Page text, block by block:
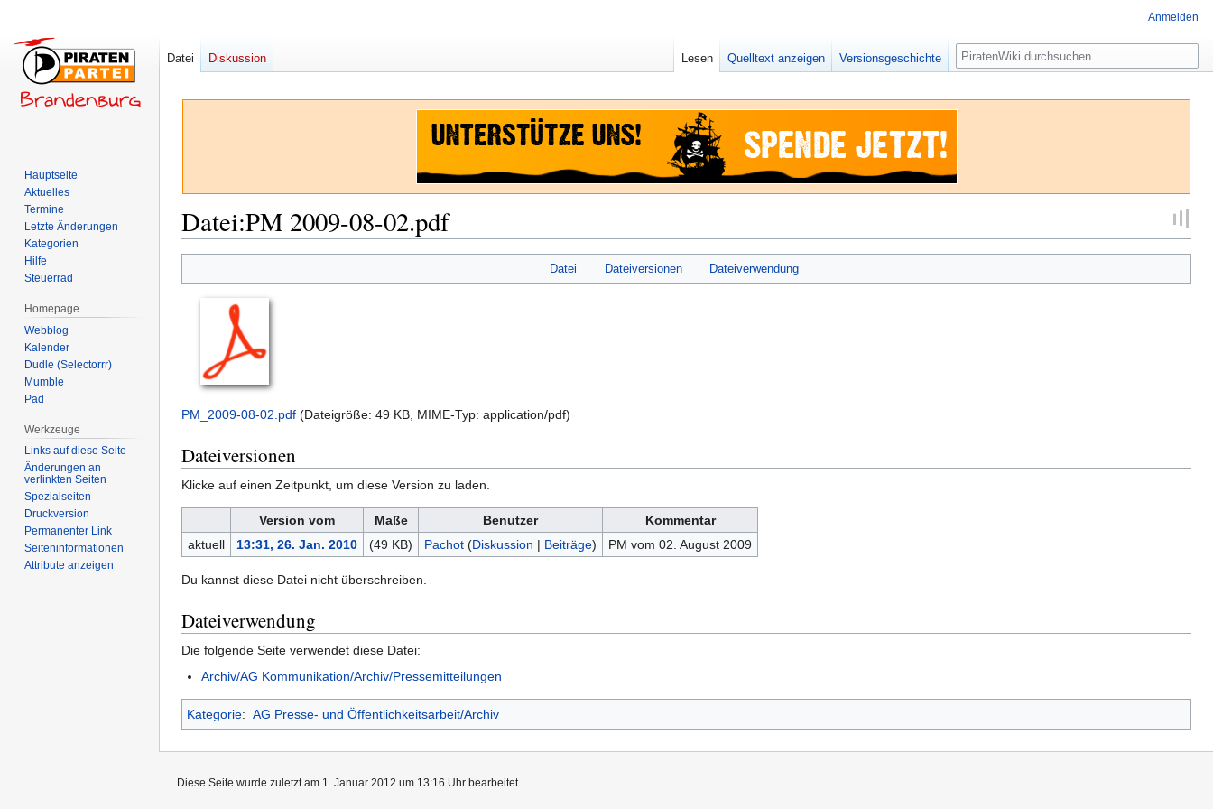
Datei:PM 2009-08-02.pdf
Navigation
springen
Suche
springen
Datei Dateiversionen Dateiverwendung
PM_2009-08-02.pdf (Dateigröße: 49 KB, MIME-Typ: application/pdf)
Dateiversionen
Klicke auf einen Zeitpunkt, um diese Version zu laden.
Version vom Maße Benutzer
Kommentar
aktuell
13:31, 26. Jan. 2010 (49 KB) Pachot (Diskussion | Beiträge) PM vom 02. August 2009
Du kannst diese Datei nicht überschreiben.
Dateiverwendung
Die folgende Seite verwendet diese Datei:
Archiv/AG Kommunikation/Archiv/Pressemitteilungen
Kategorie: AG Presse- und Öffentlichkeitsarbeit/Archiv
Anmelden
Datei Diskussion Lesen Quelltext anzeigen Versionsgeschichte Suche
Hauptseite
Aktuelles
Termine
Letzte Änderungen
Kategorien
Hilfe
Steuerrad
Homepage
Webblog
Kalender
Dudle (Selectorrr)
Mumble
Pad
Werkzeuge
Links auf diese Seite
Änderungen an
verlinkten Seiten
Spezialseiten
Druckversion
Permanenter Link
Seiten­­informationen
Attribute anzeigen
Diese Seite wurde zuletzt am 1. Januar 2012 um 13:16 Uhr bearbeitet.